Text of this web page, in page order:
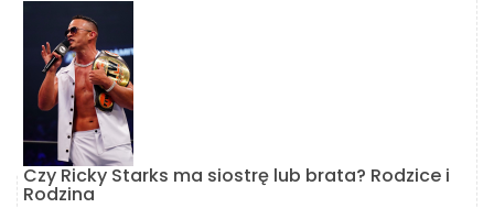
Czy Ricky Starks ma siostrę lub brata? Rodzice i
Rodzina